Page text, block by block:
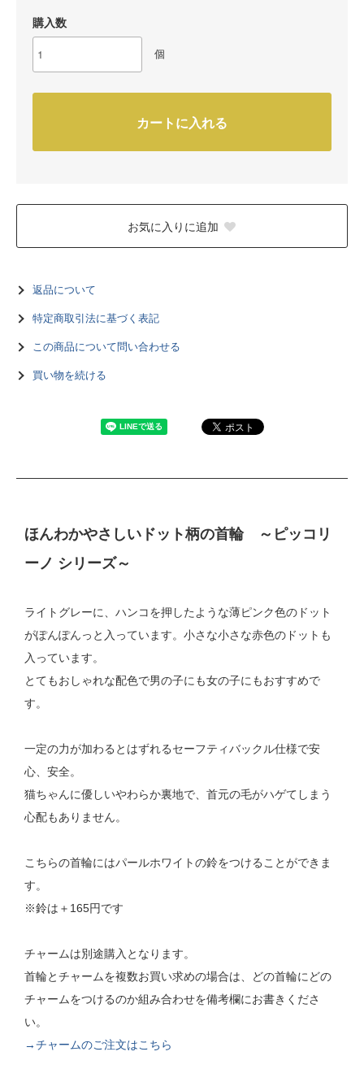
購入数
個
カートに入れる
お気に入りに追加
返品について
特定商取引法に基づく表記
この商品について問い合わせる
買い物を続ける
ほんわかやさしいドット柄の首輪 ～ピッコリ
ーノ シリーズ～
ライトグレーに、ハンコを押したような薄ピンク色のドット
がぽんぽんっと入っています。小さな小さな赤色のドットも
入っています。
とてもおしゃれな配色で男の子にも女の子にもおすすめで
す。
一定の力が加わるとはずれるセーフティバックル仕様で安
心、安全。
猫ちゃんに優しいやわらか裏地で、首元の毛がハゲてしまう
心配もありません。
こちらの首輪にはパールホワイトの鈴をつけることができま
す。
※鈴は＋165円です
チャームは別途購入となります。
首輪とチャームを複数お買い求めの場合は、どの首輪にどの
チャームをつけるのか組み合わせを備考欄にお書きくださ
い。
→チャームのご注文はこちら